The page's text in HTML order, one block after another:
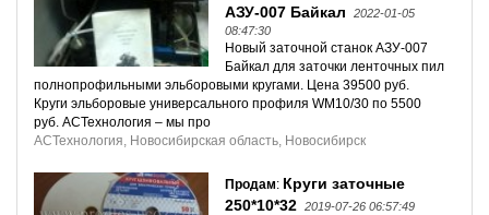
АЗУ-007 Байкал
2022-01-05
08:47:30
Новый заточной станок АЗУ-007
Байкал для заточки ленточных пил
полнопрофильными эльборовыми кругами. Цена 39500 руб.
Круги эльборовые универсального профиля WM10/30 по 5500
руб. АСТехнология – мы про
АСТехнология, Новосибирская область, Новосибирск
Продам: Круги заточные
250*10*32 2019-07-26 06:57:49